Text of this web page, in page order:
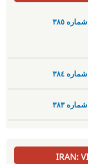
٣٨٥
٣٨٤
٣٨٣